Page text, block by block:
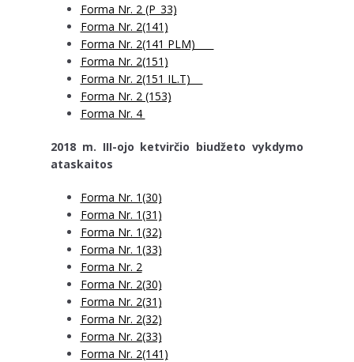
Forma Nr. 2 (P_33)
Forma Nr. 2(141)
Forma Nr. 2(141 PLM)
Forma Nr. 2(151)
Forma Nr. 2(151 IL.T)
Forma Nr. 2 (153)
Forma Nr. 4
2018 m. III-ojo ketvirčio biudžeto vykdymo
ataskaitos
Forma Nr. 1(30)
Forma Nr. 1(31)
Forma Nr. 1(32)
Forma Nr. 1(33)
Forma Nr. 2
Forma Nr. 2(30)
Forma Nr. 2(31)
Forma Nr. 2(32)
Forma Nr. 2(33)
Forma Nr. 2(141)